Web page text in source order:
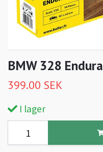
BMW 328
399.00 SEK
I lager